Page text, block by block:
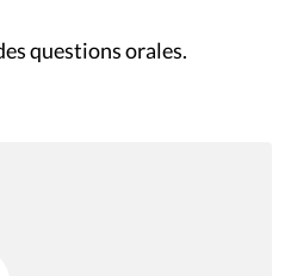
questions orales.